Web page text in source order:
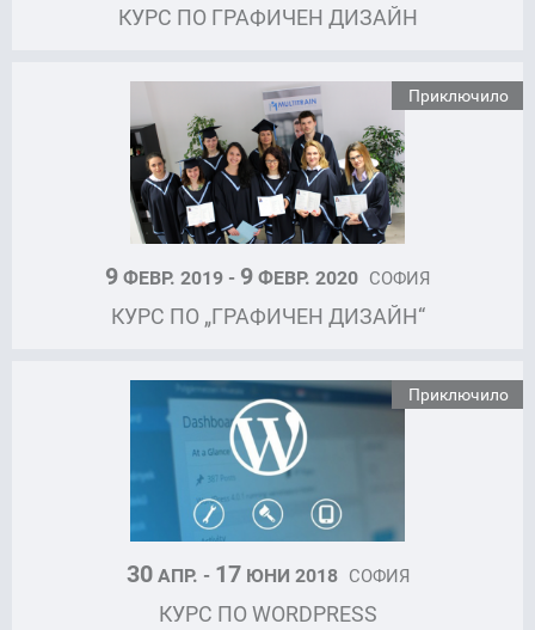
КУРС ПО ГРАФИЧЕН ДИЗАЙН
Приключило
9ФЕВР. 2019 - 9ФЕВР. 2020 СОФИЯ
КУРС ПО „ГРАФИЧЕН ДИЗАЙН“
Приключило
30АПР. - 17ЮНИ 2018 СОФИЯ
КУРС ПО WORDPRESS